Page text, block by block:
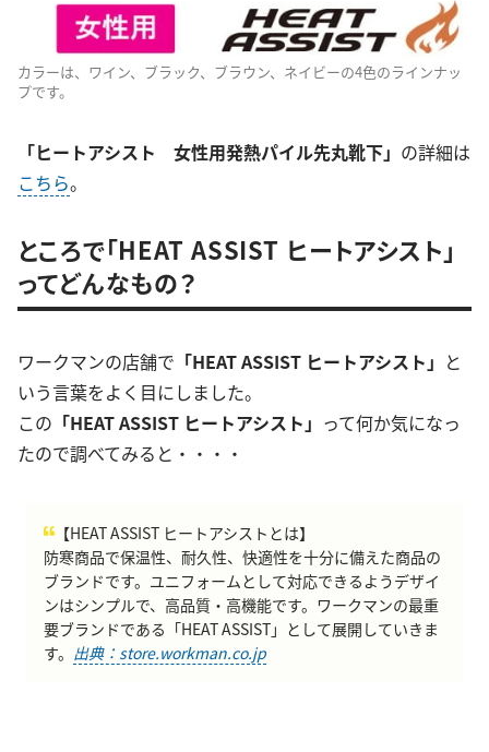
カラーは、ワイン、ブラック、ブラウン、ネイビーの4色のラインナッ
プです。
「ヒートアシスト 女性用発熱パイル先丸靴下」 の詳細は
こちら。
ところで「HEAT ASSIST ヒートアシスト」
ってどんなもの？
ワークマンの店舗で 「HEAT ASSIST ヒートアシスト」 と
いう言葉をよく目にしました。
この 「HEAT ASSIST ヒートアシスト」 って何か気になっ
たので調べてみると・・・・
【HEAT ASSIST ヒートアシストとは】
防寒商品で保温性、耐久性、快適性を十分に備えた商品の
ブランドです。ユニフォームとして対応できるようデザイ
ンはシンプルで、高品質・高機能です。ワークマンの最重
要ブランドである「HEAT ASSIST」として展開していきま
す。 出典：store.workman.co.jp